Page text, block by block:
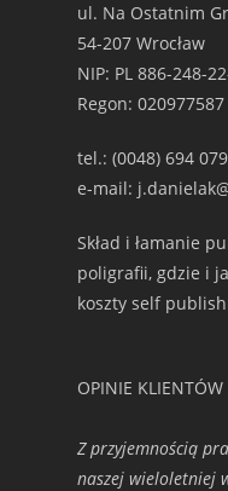
ul. Na Ostatnim
54-207 Wrocław
NIP: PL 886-248-
Regon: 020977587
tel.: (0048) 694
e-mail:
Skład i łamanie
poligrafii, gdzie i
koszty self
OPINIE
Z przyjemnością
naszej wieloletniej